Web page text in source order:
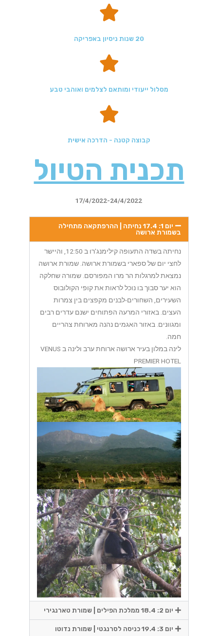
20 שנות ניסיון באפריקה
מסלול ייעודי ומותאם לצלמים ואוהבי טבע
קבוצה קטנה - הדרכה אישית
תכנית הטיול
17/4/2022-24/4/2022
יום 1: 17.4 נחיתה | ההרפתקאה מתחילה
בשמורת ארושה
נחיתה בשדה התעופה קילימנג’רו ב 12:50, והיישר
לחצי יום של ספארי בשמורת ארושה. שמורת ארושה
נמצאת למרגלות הר מרו המפורסם. שמורה שחלקה
הוא יער סבוך בו נוכל לראות את קופי הקולובוס
השעירים, השחורים-לבנים מקפצים בין צמרות
העצים. באזורי המרעה הפתוחים ישנם עדרים רבים
ומגוונים. באזור האגמים נהנה מארוחת צהריים
חמה.
לינה במלון בעיר ארושה ארוחת ערב ולינה ב VENUS
PREMIER HOTEL
יום 2: 18.4 ממלכת הפילים | שמורת טארנגירי
יום 3: 19.4 כניסה לסרנגטי | שמורת נדוטו